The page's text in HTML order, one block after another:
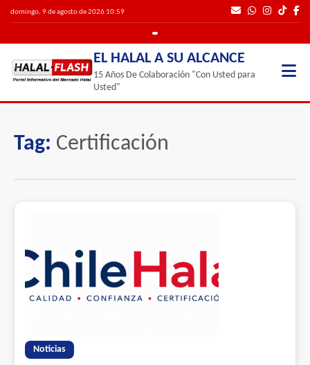
domingo, 9 de agosto de 2026 10:59
EL HALAL A SU ALCANCE
15 Años De Colaboración "Con Usted para
Usted"
Tag: Certificación
Noticias